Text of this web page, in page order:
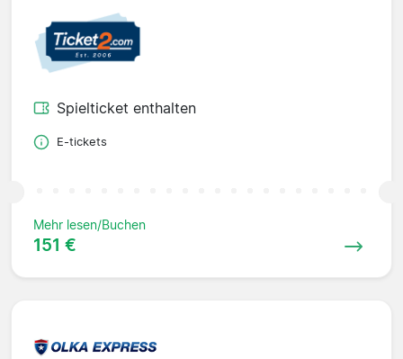
Spielticket enthalten
E-tickets
Mehr lesen/Buchen
151 €